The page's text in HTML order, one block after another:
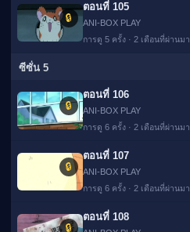
🔒
ตอนที่ 105
ANI-BOX PLAY
การดู 5 ครั้ง · 2 เดือนที่ผ่านมา
ซีซั่น 5
🔒
ตอนที่ 106
ANI-BOX PLAY
การดู 6 ครั้ง · 2 เดือนที่ผ่านมา
🔒
ตอนที่ 107
ANI-BOX PLAY
การดู 6 ครั้ง · 2 เดือนที่ผ่านมา
🔒
ตอนที่ 108